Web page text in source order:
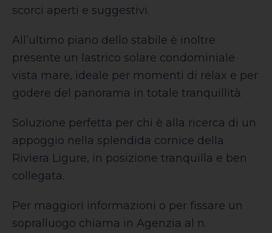
scorci aperti e suggestivi.
All’ultimo piano dello stabile è inoltre
presente un lastrico solare condominiale
vista mare, ideale per momenti di relax e per
godere del panorama in totale tranquillità.
Soluzione perfetta per chi è alla ricerca di un
appoggio nella splendida cornice della
Riviera Ligure, in posizione tranquilla e ben
collegata.
Per maggiori informazioni o per fissare un
sopralluogo chiama in Agenzia al n.